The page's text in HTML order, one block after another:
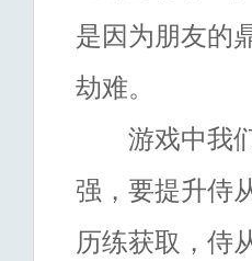
是因为朋友的
劫难。
游戏中我们
强，要提升侍
历练获取，侍